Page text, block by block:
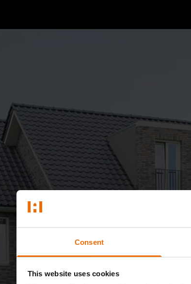
Consent
This website uses cookies